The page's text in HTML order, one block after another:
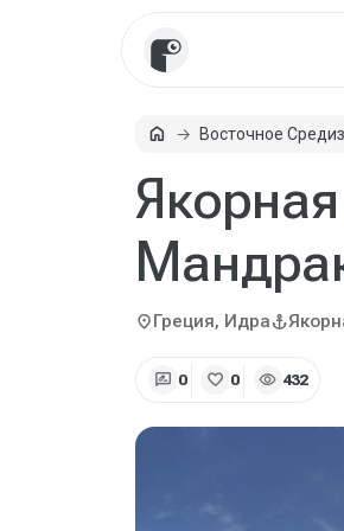
homeГлавнаяВосточное
location_onГреция, Идраanchor
rate_review 0 favorite 0 visibility 432